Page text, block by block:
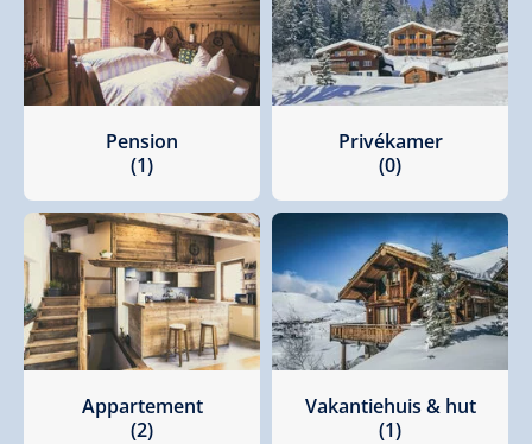
Pension
(1)
Privékamer
(0)
Appartement
(2)
Vakantiehuis & hut
(1)